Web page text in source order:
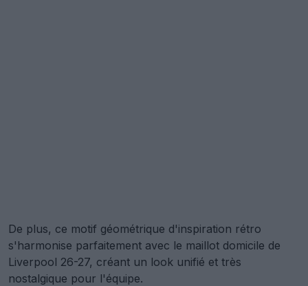
De plus, ce motif géométrique d'inspiration rétro
s'harmonise parfaitement avec le maillot domicile de
Liverpool 26-27, créant un look unifié et très
nostalgique pour l'équipe.